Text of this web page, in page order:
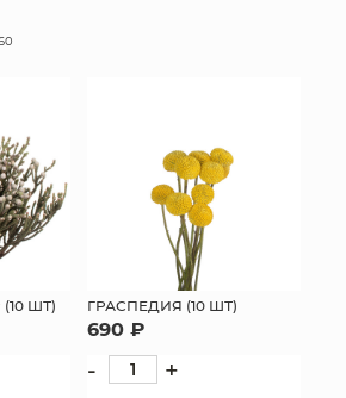
И УДОБРЕНИЯ
ИНТЕРЬЕРА
МЯГКИЕ ИГРУШКИ
КОРЗИНЫ
ШТ) ГРАСПЕДИЯ (10 ШТ)
690 ₽
- +